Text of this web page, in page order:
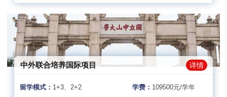
中外联合培养国际项目 详情
留学模式： 1+3、2+2 学费： 109500元/学年